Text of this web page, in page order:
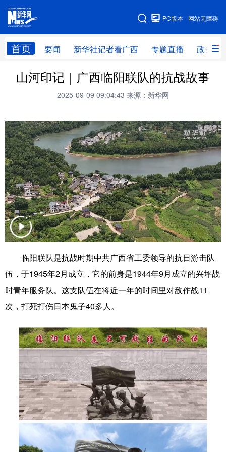
网站无障碍
PC版本
首页 要闻 新华社记者看广西 专题直播 政务信
网站地图
广西频道
新华社记者 专题直播
新华网导航
学习进行时 高层 时政 人事
国际 财经 网评 港澳
台湾 思客智库 全球连线 教育
科技 科普 体育 文化
健康 军事 访谈 视频
图片 中央文件 金融 汽车
食品 人居
溯源中国 城市 旅游 能源
会展 彩票 娱乐 时尚
悦读 公益 书画 一带一路
亚太网 上市公司 文化产业
地方频道
山河印记｜广西临阳联队的抗战故事
2025-09-09 09:04:43 来源：新华网
临阳联队是抗战时期中共广西省工委领导的抗日游击队
伍，于1945年2月成立，它的前身是1944年9月成立的兴坪战
时青年服务队。这支队伍在将近一年的时间里对敌作战11
次，打死打伤日本鬼子40多人。